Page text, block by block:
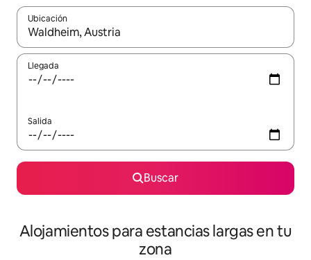
Ubicación
Cuando los resultados estén disponibles, podrás navegar
Llegada
Salida
Buscar
Alojamientos para estancias largas en tu
zona